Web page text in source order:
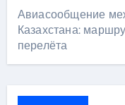
Авиасообщение
Казахстана:
перелёта